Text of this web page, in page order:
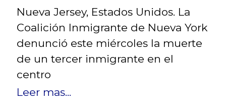
Nueva Jersey, Estados Unidos. La
Coalición Inmigrante de Nueva York
denunció este miércoles la muerte
de un tercer inmigrante en el
centro
Leer mas...